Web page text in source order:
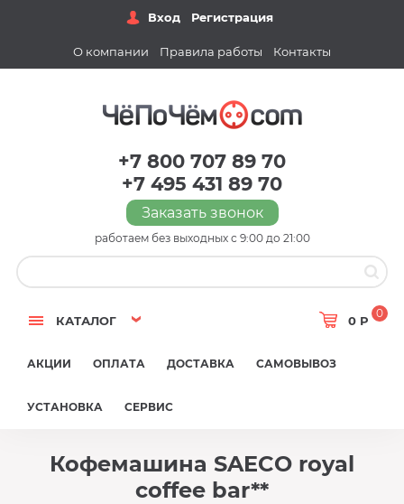
Вход Регистрация
О компании Правила работы Контакты
+7 800 707 89 70
+7 495 431 89 70
Заказать звонок
работаем без выходных с 9:00 до 21:00
КАТАЛОГ 0 Р
0
АКЦИИ ОПЛАТА ДОСТАВКА САМОВЫВОЗ
УСТАНОВКА СЕРВИС
Кофемашина SAECO royal
coffee bar**